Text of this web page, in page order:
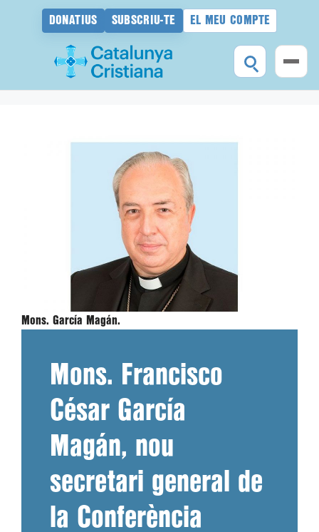
DONATIUS SUBSCRIU-TE EL MEU COMPTE
Mons. García Magán.
Mons. Francisco
César García
Magán, nou
secretari general de
la Conferència